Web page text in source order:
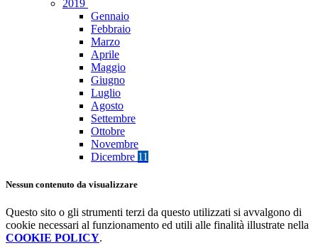
2019
Gennaio
Febbraio
Marzo
Aprile
Maggio
Giugno
Luglio
Agosto
Settembre
Ottobre
Novembre
Dicembre 11
Nessun contenuto da visualizzare
Questo sito o gli strumenti terzi da questo utilizzati si avvalgono di
cookie necessari al funzionamento ed utili alle finalità illustrate nella
COOKIE POLICY.